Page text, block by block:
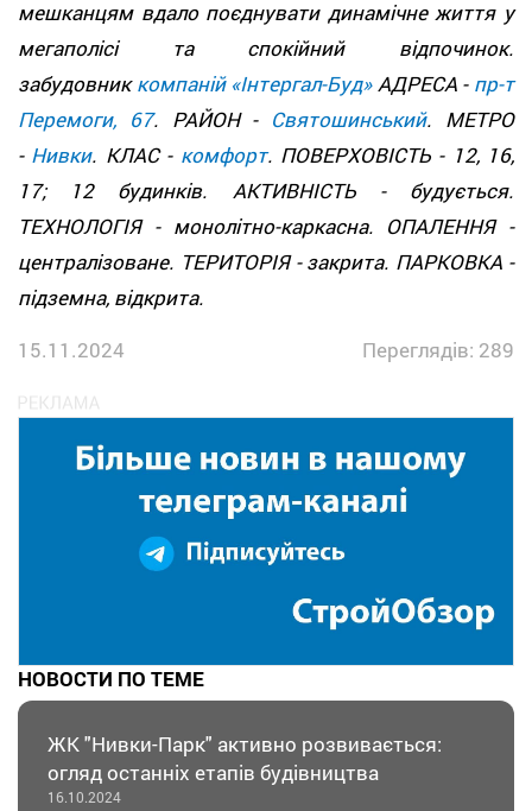
мешканцям вдало поєднувати динамічне життя у
мегаполісі та спокійний відпочинок.
забудовниккомпаній «Інтергал-Буд»АДРЕСА - пр-т
Перемоги, 67. РАЙОН - Святошинський. МЕТРО
- Нивки. КЛАС - комфорт. ПОВЕРХОВІСТЬ - 12, 16,
17; 12 будинків. АКТИВНІСТЬ - будується.
ТЕХНОЛОГІЯ - монолітно-каркасна. ОПАЛЕННЯ -
централізоване. ТЕРИТОРІЯ - закрита. ПАРКОВКА -
підземна, відкрита.
15.11.2024
Переглядів: 289
НОВОСТИ ПО ТЕМЕ
ЖК "Нивки-Парк" активно розвивається:
огляд останніх етапів будівництва
16.10.2024